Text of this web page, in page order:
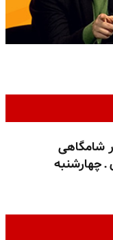
شامگاهی
چهارشنبه